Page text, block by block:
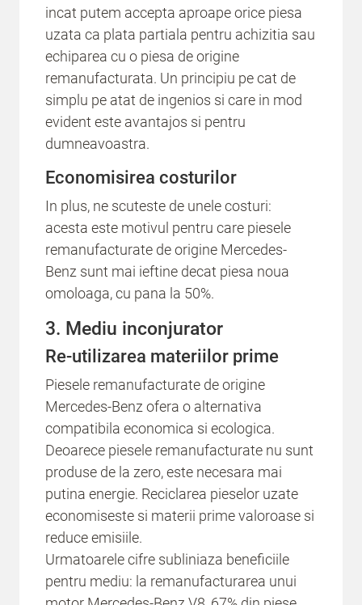
incat putem accepta aproape orice piesa
uzata ca plata partiala pentru achizitia sau
echiparea cu o piesa de origine
remanufacturata. Un principiu pe cat de
simplu pe atat de ingenios si care in mod
evident este avantajos si pentru
dumneavoastra.
Economisirea costurilor
In plus, ne scuteste de unele costuri:
acesta este motivul pentru care piesele
remanufacturate de origine Mercedes-
Benz sunt mai ieftine decat piesa noua
omoloaga, cu pana la 50%.
3. Mediu inconjurator
Re-utilizarea materiilor prime
Piesele remanufacturate de origine
Mercedes-Benz ofera o alternativa
compatibila economica si ecologica.
Deoarece piesele remanufacturate nu sunt
produse de la zero, este necesara mai
putina energie. Reciclarea pieselor uzate
economiseste si materii prime valoroase si
reduce emisiile.
Urmatoarele cifre subliniaza beneficiile
pentru mediu: la remanufacturarea unui